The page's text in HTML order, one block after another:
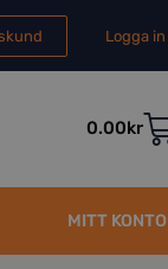
Logga in
0.00kr
MITT KONTO